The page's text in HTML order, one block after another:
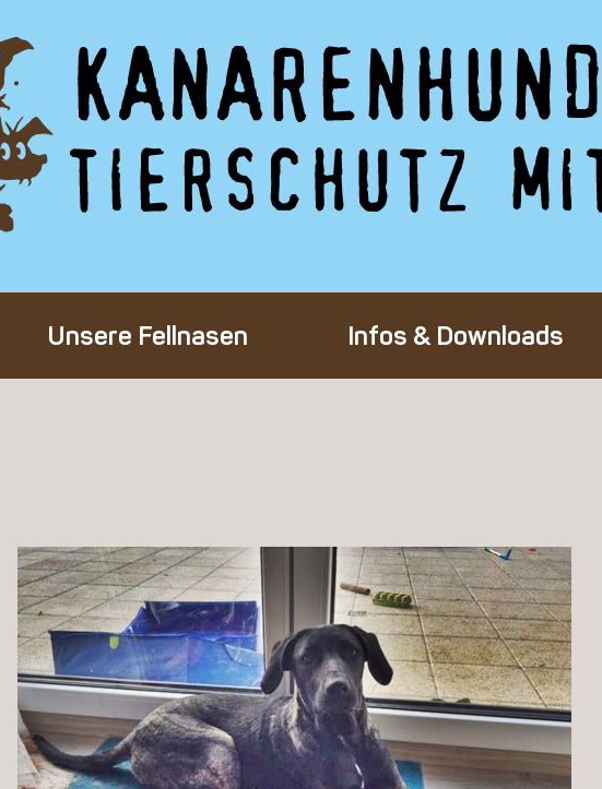
Unsere Fellnasen
Alle Hunde
Infos & Downloads
Adoption eines Tieres
Pflegestelle
Mitgliedschaft
Spenden